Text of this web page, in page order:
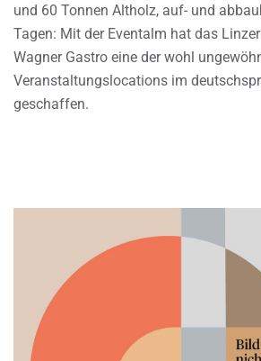
und 60 Tonnen Altholz, auf- und
Tagen: Mit der Eventalm hat das
Wagner Gastro eine der wohl
Veranstaltungslocations im
geschaffen.